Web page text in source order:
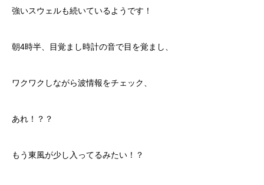
強いスウェルも続いているようです！
朝4時半、目覚まし時計の音で目を覚まし、
ワクワクしながら波情報をチェック、
あれ！？？
もう東風が少し入ってるみたい！？